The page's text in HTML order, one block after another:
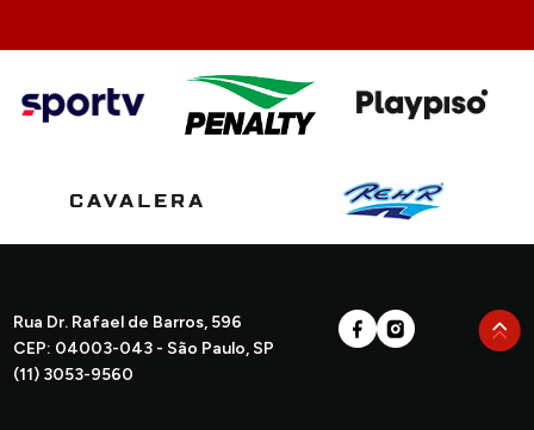
Rua Dr. Rafael de Barros, 596
CEP: 04003-043 - São Paulo, SP
(11) 3053-9560